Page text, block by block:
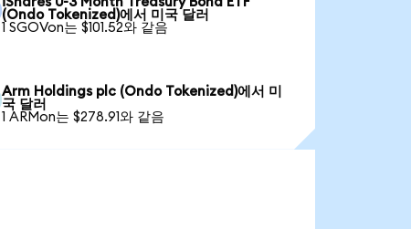
(Ondo Tokenized)에서 미국 달러
1 SGOVon는 $101.52와 같음
Arm Holdings plc (Ondo Tokenized)에서 미
국 달러
1 ARMon는 $278.91와 같음